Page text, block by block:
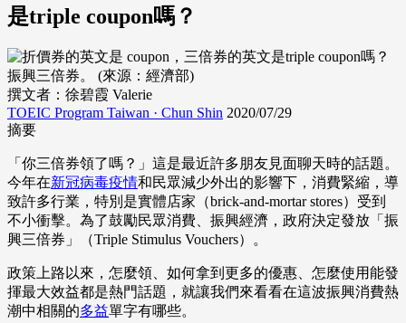
是triple coupon嗎？
振興三倍券。 (來源：經濟部)
撰文者：徐碧霞 Valerie
TOEIC Program Taiwan · Chun Shin 2020/07/29
摘要
「你三倍券領了嗎？」這是最近許多朋友見面聊天時的話題。
今年在新冠病毒疫情和民眾減少外出的影響下，消費緊縮，導
致許多行業，特別是實體店家（brick-and-mortar stores）受到
不小衝擊。為了鼓勵民眾消費、振興經濟，政府決定發放「振
興三倍券」（Triple Stimulus Vouchers）。
政策上路以來，怎麼領、如何拿到更多的優惠、怎麼使用能發
揮最大效益都是熱門話題，就讓我們來看看在這波振興消費熱
潮中相關的多益單字有哪些。